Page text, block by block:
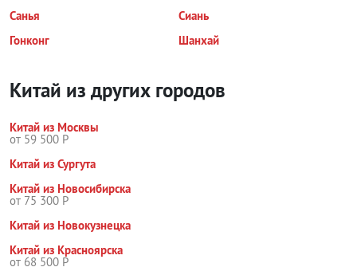
Санья
Сиань
Гонконг
Шанхай
Китай из других городов
Китай из Москвы
от 59 500 Р
Китай из Сургута
Китай из Новосибирска
от 75 300 Р
Китай из Новокузнецка
Китай из Красноярска
от 68 500 Р